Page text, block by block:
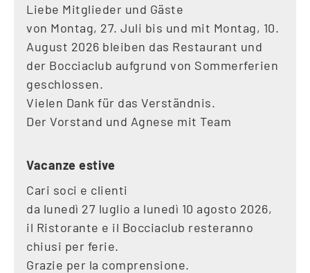
Liebe Mitglieder und Gäste
von Montag, 27. Juli bis und mit Montag, 10.
August 2026 bleiben das Restaurant und
der Bocciaclub aufgrund von Sommerferien
geschlossen.
Vielen Dank für das Verständnis.
Der Vorstand und Agnese mit Team
Vacanze estive
Cari soci e clienti
da lunedì 27 luglio a lunedì 10 agosto 2026,
il Ristorante e il Bocciaclub resteranno
chiusi per ferie.
Grazie per la comprensione.